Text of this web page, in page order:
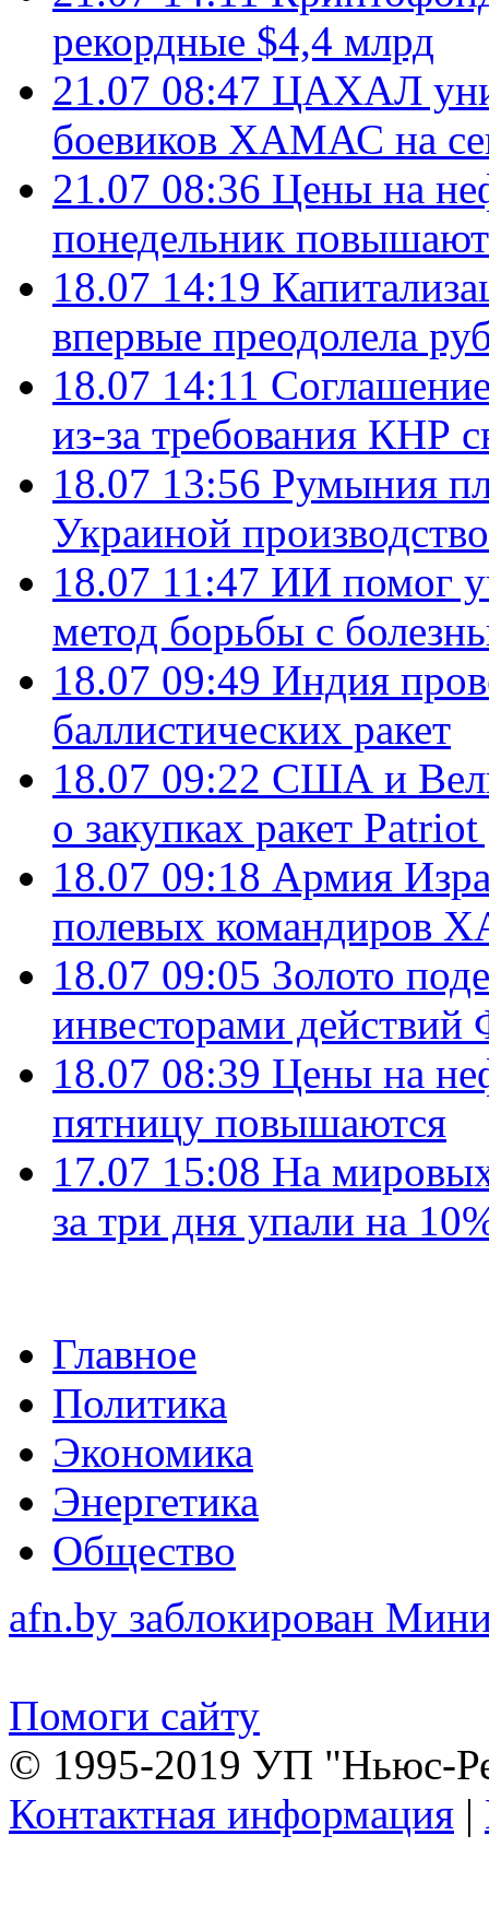
рекордные $4,4 млрд
21.07 08:47 ЦАХАЛ
боевиков ХАМАС на
21.07 08:36 Цены на
понедельник
18.07 14:19
впервые преодолела
18.07 14:11
из-за требования КНР
18.07 13:56 Румыния
Украиной
18.07 11:47 ИИ помог
метод борьбы с
18.07 09:49 Индия
баллистических ракет
18.07 09:22 США и
о закупках ракет
18.07 09:18 Армия
полевых командиров
18.07 09:05 Золото
инвесторами
18.07 08:39 Цены на
пятницу повышаются
17.07 15:08 На
за три дня упали на
Главное
Политика
Экономика
Энергетика
Общество
afn.by заблокирован
Помоги сайту
© 1995-2019 УП "Ньюс-
Контактная информация |